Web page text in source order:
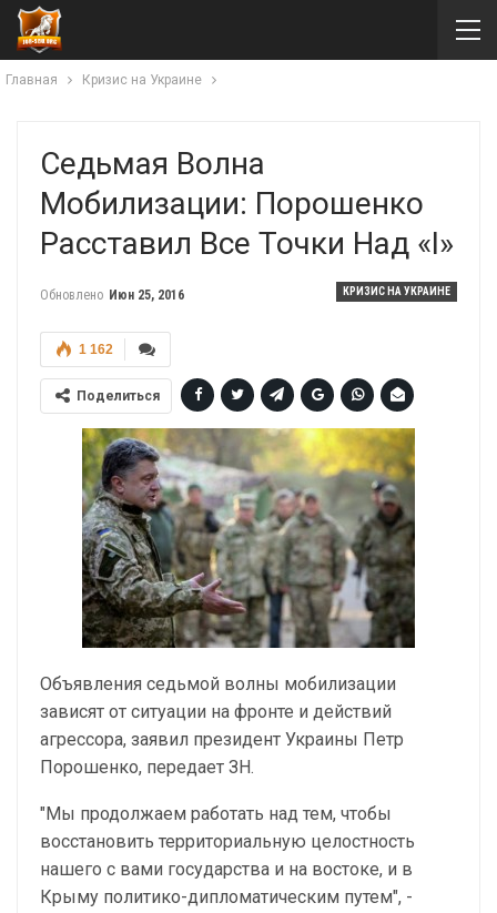
Главная Кризис на Украине
Седьмая Волна
Мобилизации: Порошенко
Расставил Все Точки Над «і»
КРИЗИС НА УКРАИНЕ
Обновлено Июн 25, 2016
1 162
Поделиться
Объявления седьмой волны мобилизации
зависят от ситуации на фронте и действий
агрессора, заявил президент Украины Петр
Порошенко, передает ЗН.
"Мы продолжаем работать над тем, чтобы
восстановить территориальную целостность
нашего с вами государства и на востоке, и в
Крыму политико-дипломатическим путем", -